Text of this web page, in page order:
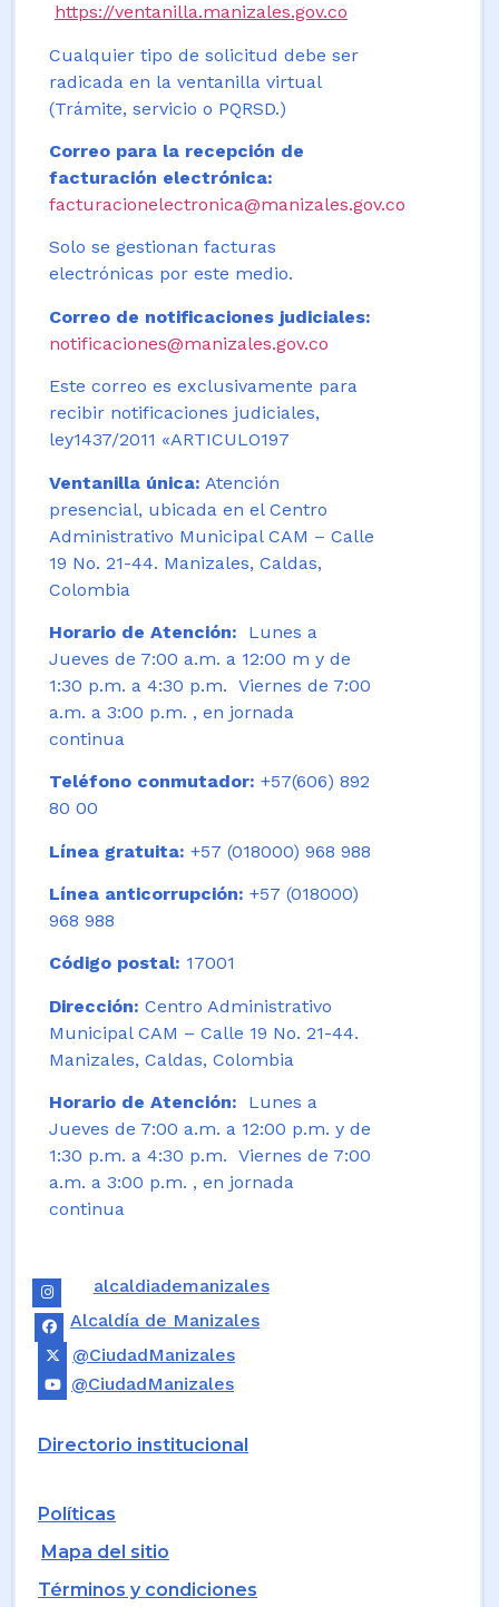
https://ventanilla.manizales.gov.co
Cualquier tipo de solicitud debe ser
radicada en la ventanilla virtual
(Trámite, servicio o PQRSD.)
Correo para la recepción de
facturación electrónica:
facturacionelectronica@manizales.gov.co
Solo se gestionan facturas
electrónicas por este medio.
Correo de notificaciones judiciales:
notificaciones@manizales.gov.co
Este correo es exclusivamente para
recibir notificaciones judiciales,
ley1437/2011 «ARTICULO197
Ventanilla única: Atención
presencial, ubicada en el Centro
Administrativo Municipal CAM – Calle
19 No. 21-44. Manizales, Caldas,
Colombia
Horario de Atención:
Lunes a
Jueves de 7:00 a.m. a 12:00 m y de
1:30 p.m. a 4:30 p.m. Viernes de 7:00
a.m. a 3:00 p.m. , en jornada
continua
Teléfono conmutador: +57(606) 892
80 00
Línea gratuita: +57 (018000) 968 988
Línea anticorrupción: +57 (018000)
968 988
Código postal: 17001
Dirección: Centro Administrativo
Municipal CAM – Calle 19 No. 21-44.
Manizales, Caldas, Colombia
Horario de Atención: Lunes a
Jueves de 7:00 a.m. a 12:00 p.m. y de
1:30 p.m. a 4:30 p.m. Viernes de 7:00
a.m. a 3:00 p.m. , en jornada
continua
alcaldiademanizales
Alcaldía de Manizales
@CiudadManizales
@CiudadManizales
Directorio institucional
Políticas
Mapa del sitio
Términos y condiciones